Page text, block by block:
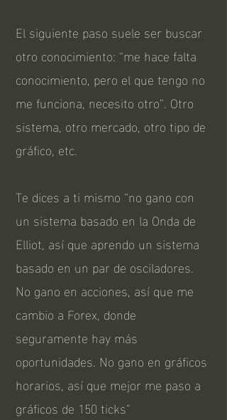
El siguiente paso suele ser buscar
otro conocimiento: “me hace falta
conocimiento, pero el que tengo no
me funciona, necesito otro”. Otro
sistema, otro mercado, otro tipo de
gráfico, etc.
Te dices a ti mismo “no gano con
un sistema basado en la Onda de
Elliot, así que aprendo un sistema
basado en un par de osciladores.
No gano en acciones, así que me
cambio a Forex, donde
seguramente hay más
oportunidades. No gano en gráficos
horarios, así que mejor me paso a
gráficos de 150 ticks”